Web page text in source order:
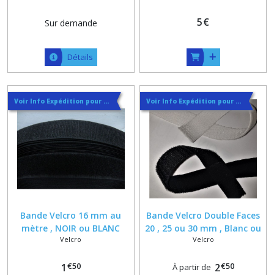
Sur demande
Détails
5€
Voir Info Expédition pour Régler les Frais de Port au Meilleur Prix , En haut d'ecran à Droite
Bande Velcro 16 mm au
mètre , NOIR ou BLANC
Auto Agrippant VELCRO A
Velcro
1 €50
Voir Info Expédition pour Régler les Frais de Port au Meilleur Prix , En haut d'ecran à Droite
Bande Velcro Double Faces
20 , 25 ou 30 mm , Blanc ou
Noir , Ruban Auto
Velcro
À partir de 2€50